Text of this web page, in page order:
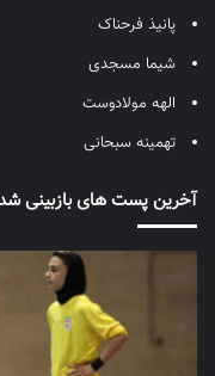
پانیذ فرحناک
شیما مسجدی
الهه مولادوست
تهمینه سبحانی
آخرین پست های بازبینی